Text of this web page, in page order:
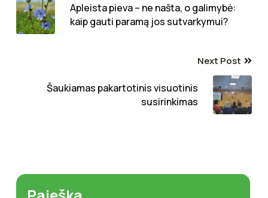
Apleista pieva – ne našta, o galimybė:
kaip gauti paramą jos sutvarkymui?
Next Post
Šaukiamas pakartotinis visuotinis
susirinkimas